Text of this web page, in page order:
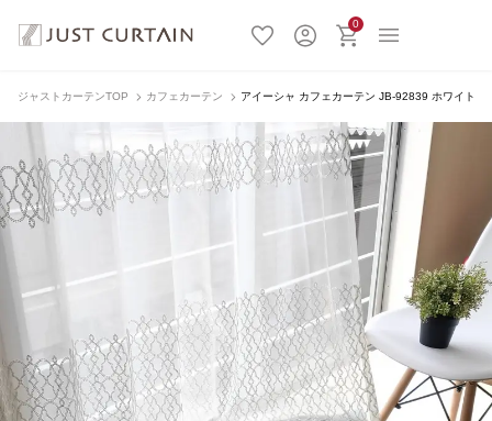
0
ジャストカーテンTOP カフェカーテン アイーシャ カフェカーテン JB-92839 ホワイト